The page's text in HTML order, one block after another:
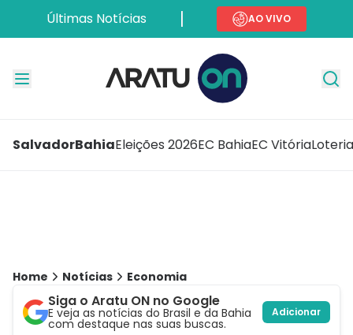
Últimas Notícias AO VIVO
SalvadorBahiaEleições 2026EC BahiaEC Vitória
Home Notícias Economia
Siga o Aratu ON no Google
E veja as notícias do Brasil e da Bahia
com destaque nas suas buscas.
Adicionar